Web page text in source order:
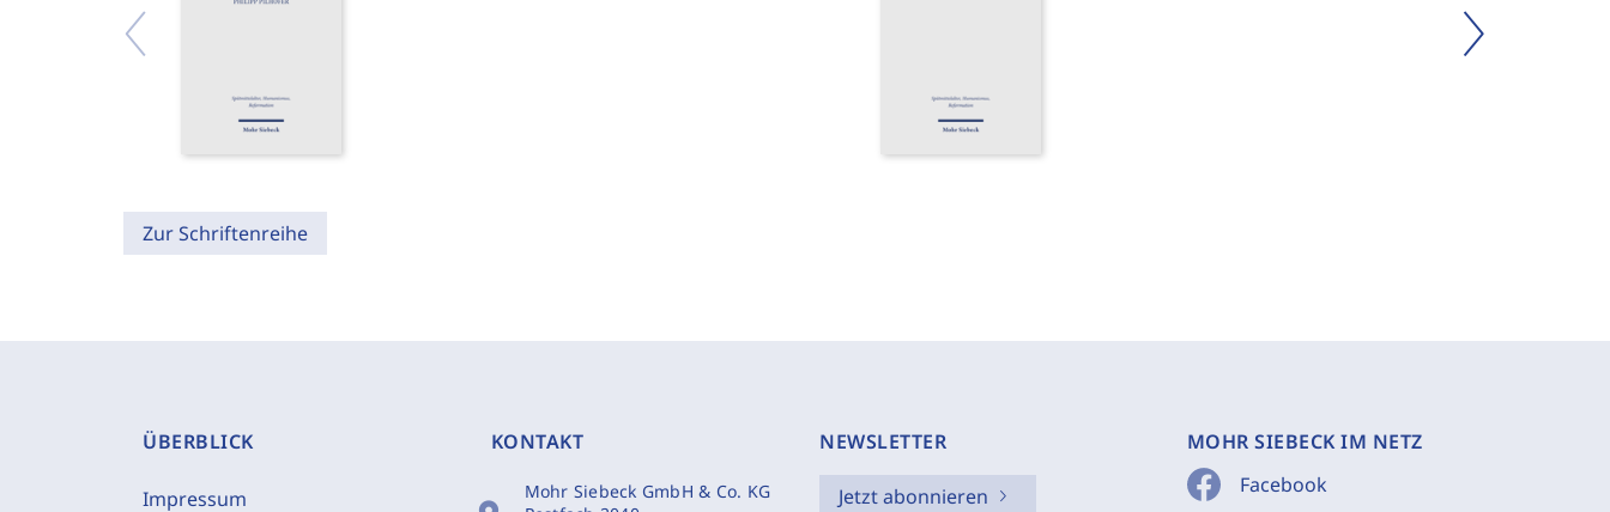
Zur Schriftenreihe
ÜBERBLICK
Impressum
KONTAKT
Mohr Siebeck GmbH & Co. KG
NEWSLETTER
Jetzt abonnieren
MOHR SIEBECK IM NETZ
Facebook